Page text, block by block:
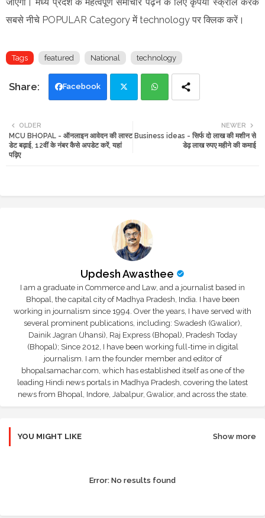
सबसे नीचे POPULAR Category में technology पर क्लिक करें।
Tags featured National technology
Facebook
tte ats
NEWER
Business ideas - सिर्फ दो लाख की मशीन से
डेढ़ लाख रुपए महीने की कमाई
OLDER
MCU BHOPAL - ऑनलाइन आवेदन की लास्ट
डेट बढ़ाई, 12वीं के नंबर कैसे अपडेट करें, यहां
पढ़िए
Updesh Awasthee
I am a graduate in Commerce and Law, and a journalist based in
Bhopal, the capital city of Madhya Pradesh, India. I have been
working in journalism since 1994. Over the years, I have served with
several prominent publications, including: Swadesh (Gwalior),
Dainik Jagran (Jhansi), Raj Express (Bhopal), Pradesh Today
(Bhopal); Since 2012, I have been working full-time in digital
journalism. I am the founder member and editor of
bhopalsamachar.com, which has established itself as one of the
leading Hindi news portals in Madhya Pradesh, covering the latest
news from Bhopal, Indore, Jabalpur, Gwalior, and across the state.
YOU MIGHT LIKE Show more
Error: No results found